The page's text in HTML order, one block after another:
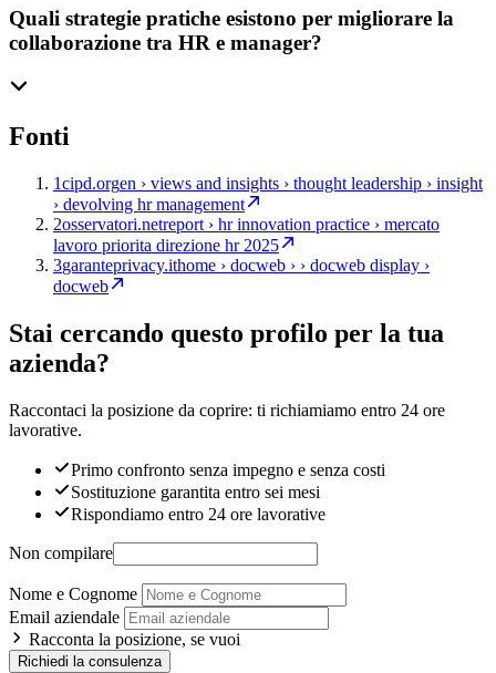
Quali strategie pratiche esistono per migliorare la
collaborazione tra HR e manager?
Fonti
1cipd.orgen › views and insights › thought leadership › insight
› devolving hr management
2osservatori.netreport › hr innovation practice › mercato
lavoro priorita direzione hr 2025
3garanteprivacy.ithome › docweb › › docweb display ›
docweb
Stai cercando questo profilo per la tua
azienda?
Raccontaci la posizione da coprire: ti richiamiamo entro 24 ore
lavorative.
Primo confronto senza impegno e senza costi
Sostituzione garantita entro sei mesi
Rispondiamo entro 24 ore lavorative
Non compilare
Nome e Cognome
Email aziendale
Racconta la posizione, se vuoi
Richiedi la consulenza